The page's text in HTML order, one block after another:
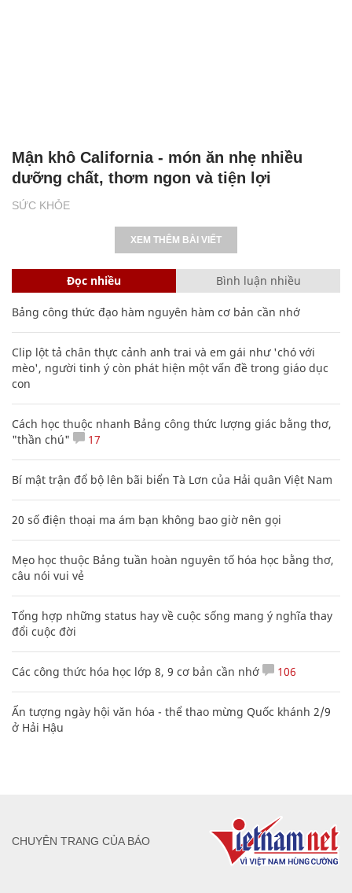
SỨC KHỎE
Mận khô California - món ăn nhẹ nhiều
dưỡng chất, thơm ngon và tiện lợi
XEM THÊM BÀI VIẾT
Đọc nhiều Bình luận nhiều
Bảng công thức đạo hàm nguyên hàm cơ bản cần nhớ
Clip lột tả chân thực cảnh anh trai và em gái như 'chó với
mèo', người tinh ý còn phát hiện một vấn đề trong giáo dục
con
Cách học thuộc nhanh Bảng công thức lượng giác bằng thơ,
"thần chú"
17
Bí mật trận đổ bộ lên bãi biển Tà Lơn của Hải quân Việt Nam
20 số điện thoại ma ám bạn không bao giờ nên gọi
Mẹo học thuộc Bảng tuần hoàn nguyên tố hóa học bằng thơ,
câu nói vui vẻ
Tổng hợp những status hay về cuộc sống mang ý nghĩa thay
đổi cuộc đời
Các công thức hóa học lớp 8, 9 cơ bản cần nhớ 106
Ấn tượng ngày hội văn hóa - thể thao mừng Quốc khánh 2/9
ở Hải Hậu
CHUYÊN TRANG CỦA BÁO